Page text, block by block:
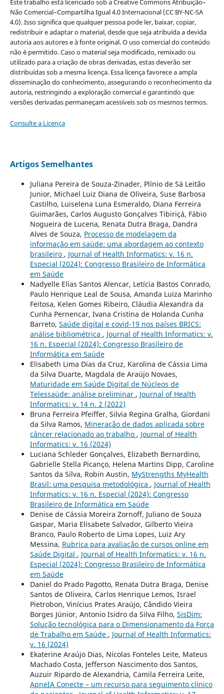
Este trabalho está licenciado sob a Creative Commons Atribuição–
Não Comercial–Compartilha Igual 4.0 Internacional (CC BY-NC-SA
4.0). Isso significa que qualquer pessoa pode ler, baixar, copiar,
redistribuir e adaptar o material, desde que seja atribuída a devida
autoria aos autores e à fonte original. O uso comercial do conteúdo
não é permitido. Caso o material seja modificado, remixado ou
utilizado para a criação de obras derivadas, estas deverão ser
distribuídas sob a mesma licença. Essa licença favorece a ampla
disseminação do conhecimento, assegurando o reconhecimento da
autoria, restringindo a exploração comercial e garantindo que
versões derivadas permaneçam acessíveis sob os mesmos termos.
Consulte a Licença
Artigos Semelhantes
Juliana Pereira de Souza-Zinader, Plínio de Sá Leitão
Junior, Michael Luiz Diana de Oliveira, Suse Barbosa
Castilho, Luiselena Luna Esmeraldo, Diana Ferreira
Guimarães, Carlos Augusto Gonçalves Tibiriçá, Fábio
Nogueira de Lucena, Renata Dutra Braga, Dandra
Alves de Souza, Processo de modelagem da
informação em saúde: uma abordagem ao contexto
brasileiro , Journal of Health Informatics: v. 16 n.
Especial (2024): Congresso Brasileiro de Informática
em Saúde
Nadyelle Elias Santos Alencar, Letícia Bastos Conrado,
Paulo Henrique Leal de Sousa, Amanda Luiza Marinho
Feitosa, Kelen Gomes Ribeiro, Cláudia Alexandra da
Cunha Pernencar, Ivana Cristina de Holanda Cunha
Barreto, Saúde digital e covid-19 nos países BRICS:
análise bibliométrica , Journal of Health Informatics: v.
16 n. Especial (2024): Congresso Brasileiro de
Informática em Saúde
Elisabeth Lima Dias da Cruz, Karolina de Cássia Lima
da Silva Duarte, Magdala de Araújo Novaes,
Maturidade em Saúde Digital de Núcleos de
Telessaúde: análise preliminar , Journal of Health
Informatics: v. 14 n. 2 (2022)
Bruna Ferreira Pfeiffer, Silvia Regina Gralha, Giordani
da Silva Ramos, Mineração de dados aplicada sobre
câncer relacionado ao trabalho , Journal of Health
Informatics: v. 16 (2024)
Luciana Schleder Gonçalves, Elizabeth Bernardino,
Gabrielle Stella Picanço, Helena Martins Dipp, Caroline
Santos da Silva, Robin Austin, MyStrengths MyHealth
Brasil: uma pesquisa metodológica , Journal of Health
Informatics: v. 16 n. Especial (2024): Congresso
Brasileiro de Informática em Saúde
Denise de Cássia Moreira Zornoff, Juliano de Souza
Gaspar, Maria Elisabete Salvador, Gilberto Vieira
Branco, Paulo Roberto de Lima Lopes, Luiz Ary
Messina, Rubrica para avaliação de cursos online em
Saúde Digital , Journal of Health Informatics: v. 16 n.
Especial (2024): Congresso Brasileiro de Informática
em Saúde
Daniel do Prado Pagotto, Renata Dutra Braga, Denise
Santos de Oliveira, Carlos Henrique Lemos, Israel
Pietrobon, Vinícius Prates Araújo, Cândido Vieira
Borges Júnior, Antonio Isidro da Silva Filho, SisDim:
Solução tecnológica para o Dimensionamento da Força
de Trabalho em Saúde , Journal of Health Informatics:
v. 16 (2024)
Ekaterine Araújo Dias, Nícolas Fonteles Leite, Mateus
Machado Costa, Jefferson Nascimento dos Santos,
Auzuir Ripardo de Alexandria, Camila Ferreira Leite,
ApneIA Conecte – um recurso para seguimento clínico